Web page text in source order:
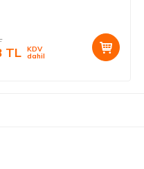
TL KDV
dahil